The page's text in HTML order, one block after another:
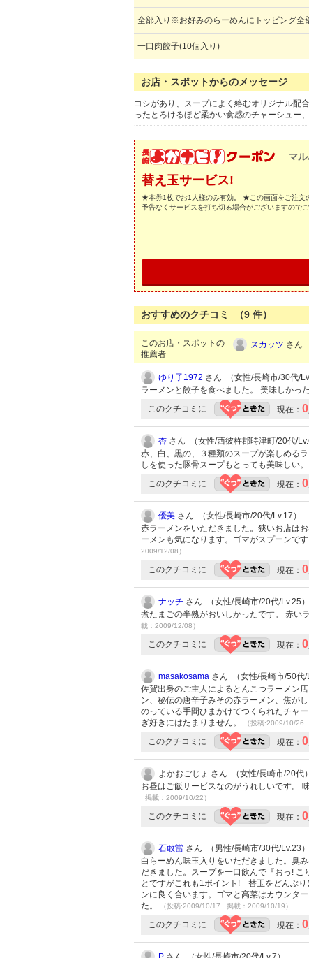
全部入り※お好みのらーめんにトッピング全
一口肉餃子(10個入り)
お店・スポットからのメッセージ
コシがあり、スープによく絡むオリジナル配
ったとろけるほど柔かい食感のチャーシュー
マ
替え玉サービス!
★本券1枚でお1人様のみ有効。 ★この画面をご注文
予告なくサービスを打ち切る場合がございますのでご
おすすめのクチコミ （9 件）
このお店・スポットの
推薦者
スカッツ さん
ゆり子1972 さん （女性/長崎市/30代/
ラーメンと餃子を食べました。 美味しかっ
このクチコミに 現在： 0
杏 さん （女性/西彼杵郡時津町/20代/
赤、白、黒の、３種類のスープが楽しめる
しを使った豚骨スープもとっても美味しい
このクチコミに 現在： 0
優美 さん （女性/長崎市/20代/Lv.17）
赤ラーメンをいただきました。狭いお店は
ーメンも気になります。ゴマがスプーンで
2009/12/08）
このクチコミに 現在： 0
ナッチ さん （女性/長崎市/20代/Lv.25）
煮たまごの半熟がおいしかったです。 赤い
載：2009/12/08）
このクチコミに 現在： 0
masakosama さん （女性/長崎市/50代/
佐賀出身のご主人によるとんこつラーメン
ン、秘伝の唐辛子みその赤ラーメン、焦が
のっている手間ひまかけてつくられたチャ
ぎ好きにはたまりません。
（投稿:2009/10/26
このクチコミに 現在： 0
よかおごじょ さん （女性/長崎市/20代）
お昼はご飯サービスなのがうれしいです。
掲載：2009/10/22）
このクチコミに 現在： 0
石敢當 さん （男性/長崎市/30代/Lv.23）
白らーめん味玉入りをいただきました。臭
だきました。スープを一口飲んで『おっ!
とですがこれも1ポイント! 替玉をどんぶり
ンに良く合います。ゴマと高菜はカウンタ
た。
（投稿:2009/10/17 掲載：2009/10/19）
このクチコミに 現在： 0